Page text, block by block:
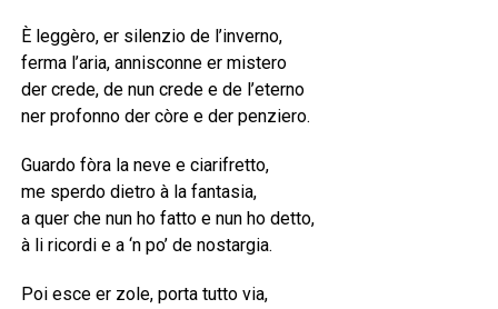
È leggèro, er silenzio de l’inverno,
ferma l’aria, annisconne er mistero
der crede, de nun crede e de l’eterno
ner profonno der còre e der penziero.
Guardo fòra la neve e ciarifretto,
me sperdo dietro à la fantasia,
a quer che nun ho fatto e nun ho detto,
à li ricordi e a ‘n po’ de nostargia.
Poi esce er zole, porta tutto via,